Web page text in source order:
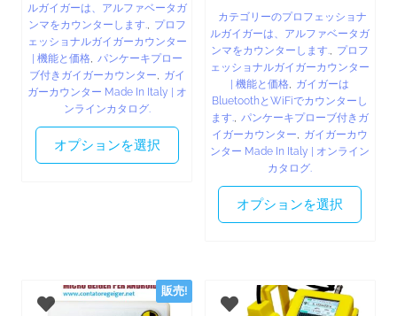
ルガイガーは、アルファベータガ
ンマをカウンターします., プロフ
ェッショナルガイガーカウンター
| 機能と価格, パンケーキプロー
ブ付きガイガーカウンター, ガイ
ガーカウンター Made In Italy | オ
ンラインカタログ.
オプションを選択
カテゴリーのプロフェッショナ
ルガイガーは、アルファベータガ
ンマをカウンターします., プロフ
ェッショナルガイガーカウンター
| 機能と価格, ガイガーは
BluetoothとWiFiでカウンターし
ます., パンケーキプローブ付きガ
イガーカウンター, ガイガーカウ
ンター Made In Italy | オンライン
カタログ.
オプションを選択
販売!